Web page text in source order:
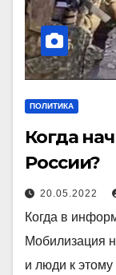
ПОЛИТИКА
Когда
России?
20.05.2022
Когда в
Мобилизация
и люди к